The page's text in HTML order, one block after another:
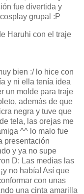
fue divertida y
grupal :P
Haruhi con el traje
bien :/ lo hice con
y ni ella tenía idea
un molde para traje
además de que
negra y tuve que
tela, las orejas me
^^ lo malo fue
presentación
y ya no supe
D: Las medias las
no había! Así que
con unas
una cinta amarilla